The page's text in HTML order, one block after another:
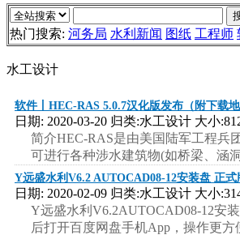
热门搜索: 河务局 水利新闻 图纸 工程师
水工设计
软件丨HEC-RAS 5.0.7汉化版发布（附下载地
日期: 2020-03-20 归类:水工设计 大小
简介HEC-RAS是由美国陆军工程兵
可进行各种涉水建筑物(如桥梁、涵
Y远盛水利V6.2 AUTOCAD08-12安装盘 正式
日期: 2020-02-09 归类:水工设计 大小
Y远盛水利V6.2AUTOCAD08-12安
后打开百度网盘手机App，操作更方